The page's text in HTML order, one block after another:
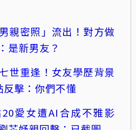
親密照」流出！對方做
新男友？
世重逢！女友學歷背景
擊：你們不懂
愛女遭AI合成不雅影